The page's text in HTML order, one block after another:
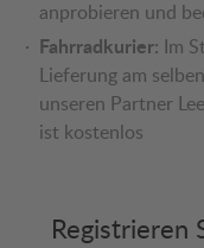
anprobieren und
Fahrradkurier: Im
Lieferung am
unseren Partner
ist kostenlos
Registrieren